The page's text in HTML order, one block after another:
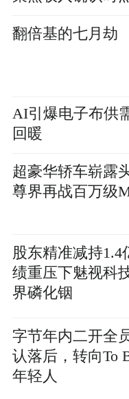
翻倍基的七月劫
AI引爆电子布供
回暖
超豪华轿车崭露
尊界再战百万级
股东精准减持1.4
绩重压下魅视科
界磷化铟
字节年内二开全
认落后，转向To
年轻人